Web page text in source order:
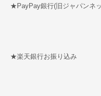
★PayPay銀行(旧ジャパンネ
★楽天銀行お振り込み